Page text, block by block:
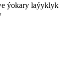
ýokary laýyklyk